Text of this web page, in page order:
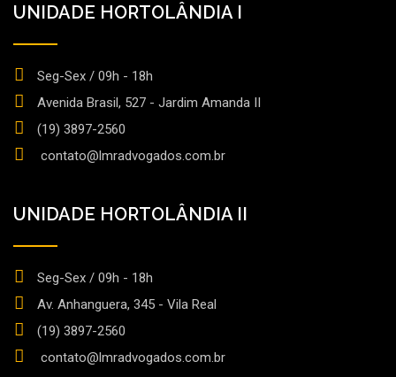
UNIDADE HORTOLÂNDIA I
Seg-Sex / 09h - 18h
Avenida Brasil, 527 - Jardim Amanda II
(19) 3897-2560
contato@lmradvogados.com.br
UNIDADE HORTOLÂNDIA II
Seg-Sex / 09h - 18h
Av. Anhanguera, 345 - Vila Real
(19) 3897-2560
contato@lmradvogados.com.br